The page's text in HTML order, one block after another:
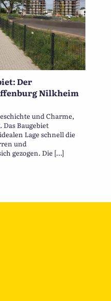
Der
Nilkheim
und Charme,
Baugebiet
Lage schnell die
und
gezogen. Die […]